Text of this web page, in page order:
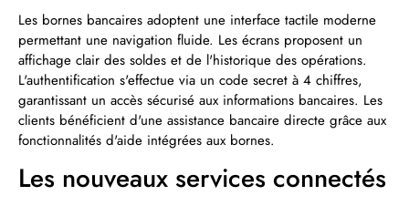
Les bornes bancaires adoptent une interface tactile moderne
permettant une navigation fluide. Les écrans proposent un
affichage clair des soldes et de l'historique des opérations.
L'authentification s'effectue via un code secret à 4 chiffres,
garantissant un accès sécurisé aux informations bancaires. Les
clients bénéficient d'une assistance bancaire directe grâce aux
fonctionnalités d'aide intégrées aux bornes.
Les nouveaux services connectés